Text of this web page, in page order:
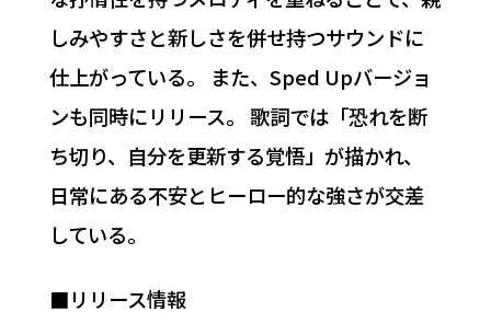
しみやすさと新しさを併せ持つサウンドに
仕上がっている。 また、Sped Upバージョ
ンも同時にリリース。 歌詞では「恐れを断
ち切り、自分を更新する覚悟」が描かれ、
日常にある不安とヒーロー的な強さが交差
している。
■リリース情報